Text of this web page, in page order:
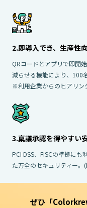
2.即導入でき、生産性
QRコードとアプリで即開
減らせる機能により、100
※利用企業からのヒアリン
3.稟議承認を得やすい
PCI DSS、FISCの準拠に
た万全のセキュリティー
ぜひ「